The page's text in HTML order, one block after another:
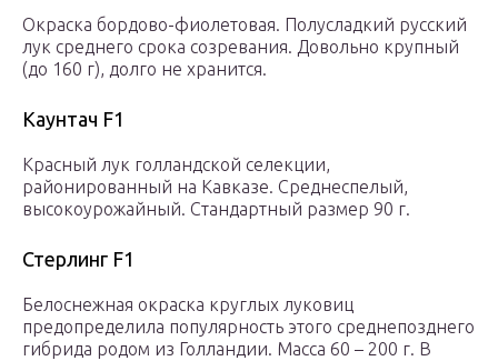
Окраска бордово-фиолетовая. Полусладкий русский
лук среднего срока созревания. Довольно крупный
(до 160 г), долго не хранится.
Каунтач F1
Красный лук голландской селекции,
районированный на Кавказе. Среднеспелый,
высокоурожайный. Стандартный размер 90 г.
Стерлинг F1
Белоснежная окраска круглых луковиц
предопределила популярность этого среднепозднего
гибрида родом из Голландии. Масса 60 – 200 г. В